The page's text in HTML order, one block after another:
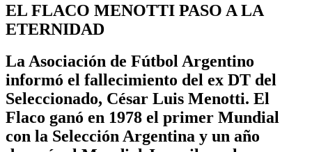
EL FLACO MENOTTI PASO A LA
ETERNIDAD
La Asociación de Fútbol Argentino
informó el fallecimiento del ex DT del
Seleccionado, César Luis Menotti. El
Flaco ganó en 1978 el primer Mundial
con la Selección Argentina y un año